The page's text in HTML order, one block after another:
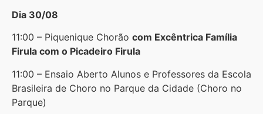
Dia 30/08
11:00 – Piquenique Chorão com Excêntrica Família
Firula com o Picadeiro Firula
11:00 – Ensaio Aberto Alunos e Professores da Escola
Brasileira de Choro no Parque da Cidade (Choro no
Parque)